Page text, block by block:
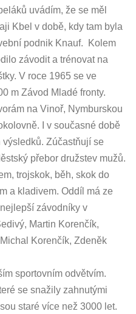
uvádím, že se měl
Kbel v době, kdy tam byla
podnik Knauf. Kolem
závodit a trénovat na
V roce 1965 se ve
m Závod Mladé fronty.
na Vinoř, Nymburskou
I v současné době
Zúčastňují se
přebor družstev mužů.
trojskok, běh, skok do
a kladivem. Oddíl má ze
závodníky v
Martin Korenčík,
Korenčík, Zdeněk
sportovním odvětvím.
se snažily zahnutými
staré více než 3000 let.